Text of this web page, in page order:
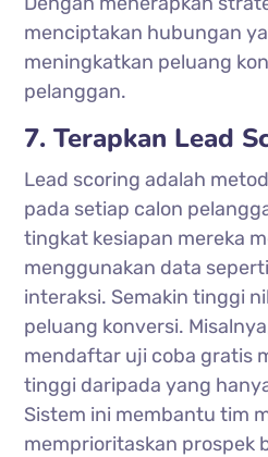
menciptakan hubungan
meningkatkan peluang
pelanggan.
7. Terapkan Lead
Lead scoring adalah
pada setiap calon
tingkat kesiapan mereka
menggunakan data
interaksi. Semakin tinggi
peluang konversi.
mendaftar uji coba gratis
tinggi daripada yang
Sistem ini membantu tim
memprioritaskan prospek